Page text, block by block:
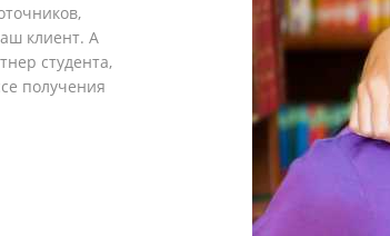
клиент. А
студента,
получения